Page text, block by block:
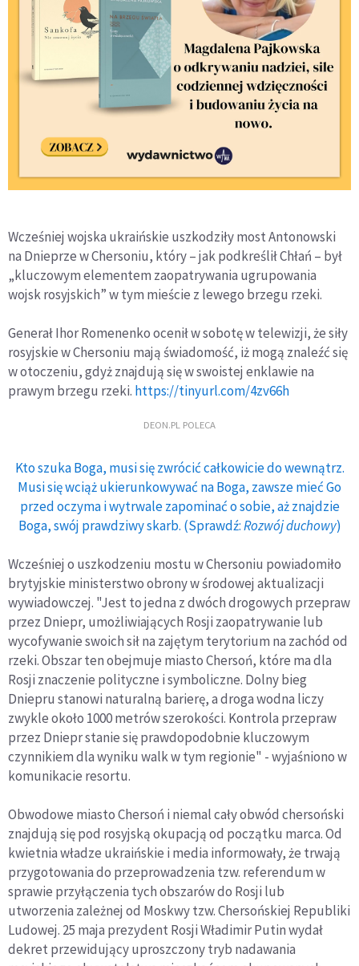
Wcześniej wojska ukraińskie uszkodziły most Antonowski
na Dnieprze w Chersoniu, który – jak podkreślił Chłań – był
„kluczowym elementem zaopatrywania ugrupowania
wojsk rosyjskich” w tym mieście z lewego brzegu rzeki.
Generał Ihor Romenenko ocenił w sobotę w telewizji, że siły
rosyjskie w Chersoniu mają świadomość, iż mogą znaleźć się
w otoczeniu, gdyż znajdują się w swoistej enklawie na
prawym brzegu rzeki. https://tinyurl.com/4zv66h
DEON.PL POLECA
Kto szuka Boga, musi się zwrócić całkowicie do wewnątrz.
Musi się wciąż ukierunkowywać na Boga, zawsze mieć Go
przed oczyma i wytrwale zapominać o sobie, aż znajdzie
Boga, swój prawdziwy skarb. (Sprawdź:Rozwój duchowy)
Wcześniej o uszkodzeniu mostu w Chersoniu powiadomiło
brytyjskie ministerstwo obrony w środowej aktualizacji
wywiadowczej. "Jest to jedna z dwóch drogowych przepraw
przez Dniepr, umożliwiających Rosji zaopatrywanie lub
wycofywanie swoich sił na zajętym terytorium na zachód od
rzeki. Obszar ten obejmuje miasto Chersoń, które ma dla
Rosji znaczenie polityczne i symboliczne. Dolny bieg
Dniepru stanowi naturalną barierę, a droga wodna liczy
zwykle około 1000 metrów szerokości. Kontrola przepraw
przez Dniepr stanie się prawdopodobnie kluczowym
czynnikiem dla wyniku walk w tym regionie" - wyjaśniono w
komunikacie resortu.
Obwodowe miasto Chersoń i niemal cały obwód chersoński
znajdują się pod rosyjską okupacją od początku marca. Od
kwietnia władze ukraińskie i media informowały, że trwają
przygotowania do przeprowadzenia tzw. referendum w
sprawie przyłączenia tych obszarów do Rosji lub
utworzenia zależnej od Moskwy tzw. Chersońskiej Republiki
Ludowej. 25 maja prezydent Rosji Władimir Putin wydał
dekret przewidujący uproszczony tryb nadawania